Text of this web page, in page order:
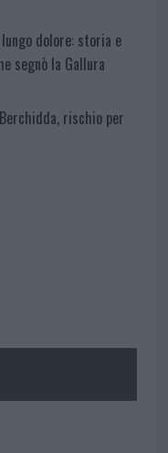
dolore: storia e
segnò la Gallura
rischio per